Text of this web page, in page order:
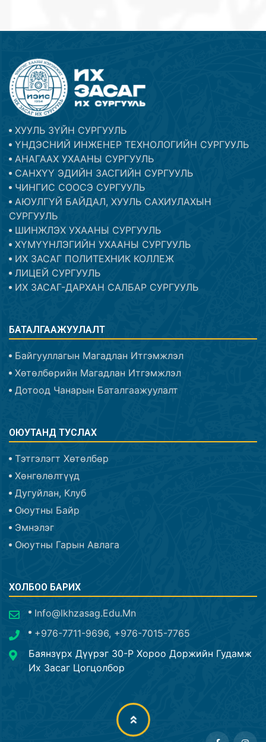
ХУУЛЬ ЗҮЙН СУРГУУЛЬ
ҮНДЭСНИЙ ИНЖЕНЕР ТЕХНОЛОГИЙН СУРГУУЛЬ
АНАГААХ УХААНЫ СУРГУУЛЬ
САНХҮҮ ЭДИЙН ЗАСГИЙН СУРГУУЛЬ
ЧИНГИС СООСЭ СУРГУУЛЬ
АЮУЛГҮЙ БАЙДАЛ, ХУУЛЬ САХИУЛАХЫН
СУРГУУЛЬ
ШИНЖЛЭХ УХААНЫ СУРГУУЛЬ
ХҮМҮҮНЛЭГИЙН УХААНЫ СУРГУУЛЬ
ИХ ЗАСАГ ПОЛИТЕХНИК КОЛЛЕЖ
ЛИЦЕЙ СУРГУУЛЬ
ИХ ЗАСАГ-ДАРХАН САЛБАР СУРГУУЛЬ
БАТАЛГААЖУУЛАЛТ
Байгууллагын Магадлан Итгэмжлэл
Хөтөлбөрийн Магадлан Итгэмжлэл
Дотоод Чанарын Баталгаажуулалт
ОЮУТАНД ТУСЛАХ
Тэтгэлэгт Хөтөлбөр
Хөнгөлөлтүүд
Дугуйлан, Клуб
Оюутны Байр
Эмнэлэг
Оюутны Гарын Авлага
ХОЛБОО БАРИХ
Info@ikhzasag.edu.mn
+976-7711-9696, +976-7015-7765
Баянзүрх Дүүрэг 30-Р Хороо Доржийн Гудамж
Их Засаг Цогцолбор